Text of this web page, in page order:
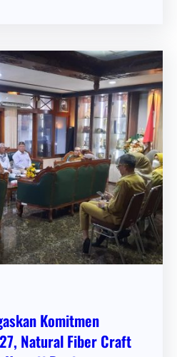
Komitmen
Natural Fiber Craft